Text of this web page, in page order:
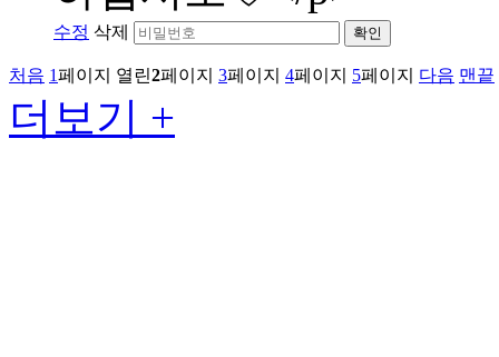
수정 삭제 확인
처음 1페이지 열린2페이지 3페이지 4페이지 5페이지 다음 맨끝
더보기 +